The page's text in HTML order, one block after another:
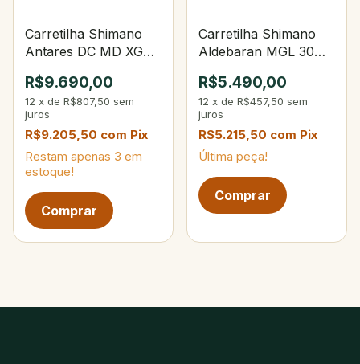
Carretilha Shimano
Antares DC MD XG
R$9.690,00
12 x de R$807,50 sem
juros
R$9.205,50 com Pix
Restam apenas 3 em
estoque!
Carretilha Shimano
Aldebaran MGL 30
R$5.490,00
12 x de R$457,50 sem
juros
R$5.215,50 com Pix
Última peça!